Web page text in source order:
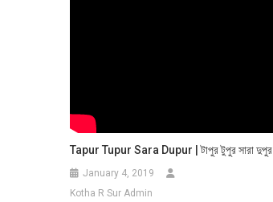
Tapur Tupur Sara Dupur | টাপুর টুপুর সারা দুপুর
January 4, 2019
Kotha R Sur Admin